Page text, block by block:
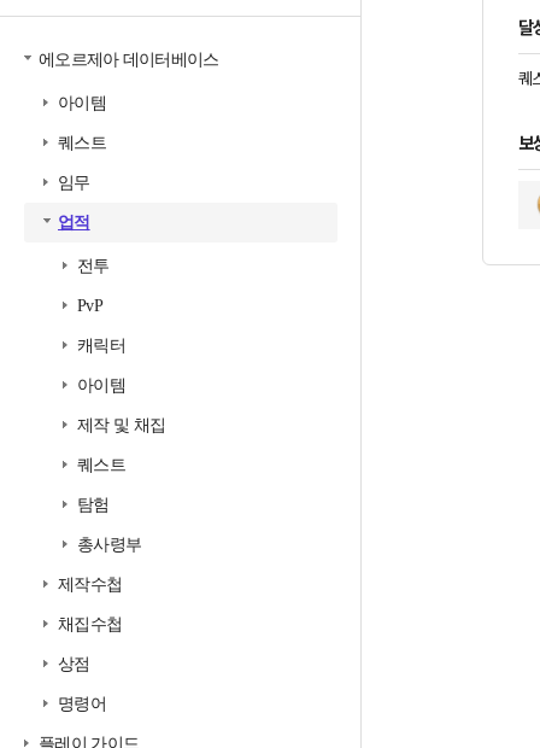
에오르제아 데이터베이스
아이템
퀘스트
임무
업적
전투
PvP
캐릭터
아이템
제작 및 채집
퀘스트
탐험
총사령부
제작수첩
채집수첩
상점
명령어
플레이 가이드
달
퀘
보